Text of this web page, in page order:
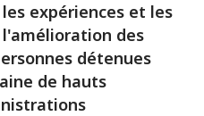
expériences et les
des
détenues
de hauts